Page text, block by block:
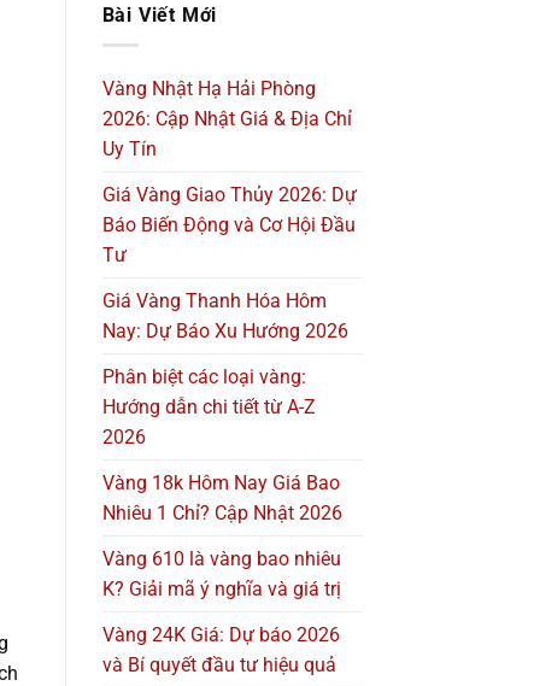
Bài Viết Mới
Vàng Nhật Hạ Hải Phòng
2026: Cập Nhật Giá & Địa Chỉ
Uy Tín
Giá Vàng Giao Thủy 2026: Dự
Báo Biến Động và Cơ Hội Đầu
Tư
Giá Vàng Thanh Hóa Hôm
Nay: Dự Báo Xu Hướng 2026
Phân biệt các loại vàng:
Hướng dẫn chi tiết từ A-Z
2026
Vàng 18k Hôm Nay Giá Bao
Nhiêu 1 Chỉ? Cập Nhật 2026
Vàng 610 là vàng bao nhiêu
K? Giải mã ý nghĩa và giá trị
Vàng 24K Giá: Dự báo 2026
và Bí quyết đầu tư hiệu quả